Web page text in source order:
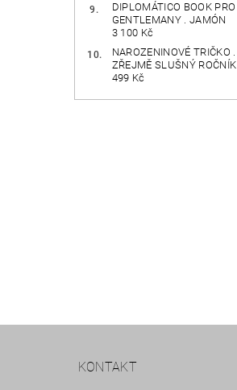
DIPLOMÁTICO BOOK PRO
GENTLEMANY . JAMÓN
3 100 Kč
NAROZENINOVÉ TRIČKO .
ZŘEJMĚ SLUŠNÝ ROČNÍK
499 Kč
KONTAKT